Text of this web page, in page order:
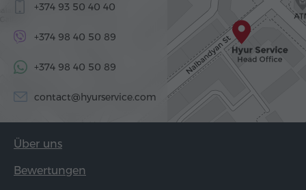
+374 93 50 40 40
+374 98 40 50 89
+374 98 40 50 89
contact@hyurservice.com
Über uns
Bewertungen